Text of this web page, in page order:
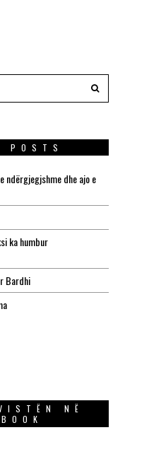
POSTS
ndërgjegjshme dhe ajo e
ka humbur
Bardhi
NË